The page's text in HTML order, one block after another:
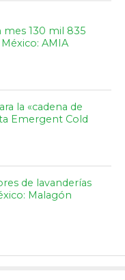
mes 130 mil 835
AMIA
la «cadena de
Emergent Cold
de lavanderías
Malagón